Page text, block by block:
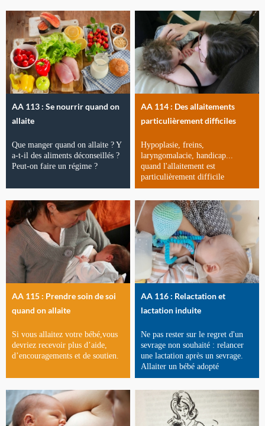
AA 113 : Se nourrir quand on
allaite
Que manger quand on allaite ? Y
a-t-il des aliments déconseillés ?
Peut-on faire un régime ?
AA 114 : Des allaitements
particulièrement difficiles
Hypoplasie, freins,
laryngomalacie, handicap...
quand l'allaitement est
particulièrement difficile
AA 115 : Prendre soin de soi
quand on allaite
Si vous allaitez votre bébé,vous
devriez recevoir plus d’aide,
d’encouragements et de soutien.
AA 116 : Relactation et
lactation induite
Ne pas rester sur le regret d'un
sevrage non souhaité : relancer
une lactation après un sevrage.
Allaiter un bébé adopté